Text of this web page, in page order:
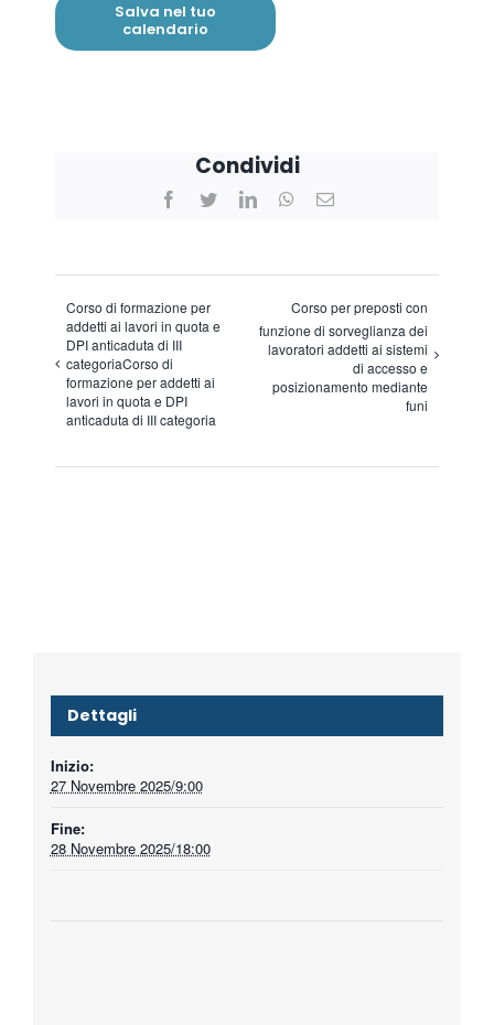
Salva nel tuo
calendario
Condividi
Facebook
Twitter LinkedInWhatsApp
Corso di formazione per
addetti ai lavori in quota e
DPI anticaduta di III
categoriaCorso di
formazione per addetti ai
lavori in quota e DPI
anticaduta di III categoria
Corso per preposti con
funzione di sorveglianza dei
lavoratori addetti ai sistemi
di accesso e
posizionamento mediante
funi
Dettagli
Inizio:
27 Novembre 2025/9:00
Fine:
28 Novembre 2025/18:00